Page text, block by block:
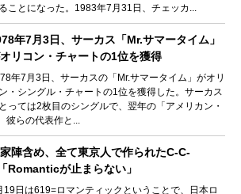
ことになった。1983年7月31日、チェッカ...
年7月3日、サーカス「Mr.サマータイム」
リコン・チャートの1位を獲得
年7月3日、サーカスの「Mr.サマータイム」がオリ
・シングル・チャートの1位を獲得した。サーカス
っては2枚目のシングルで、翌年の「アメリカン・
彼らの代表作と...
陣含め、全て東京人で作られたC-C-
Romanticが止まらない」
19日は619=ロマンティックということで、日本ロ